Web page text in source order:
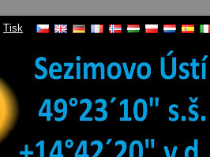
Tisk